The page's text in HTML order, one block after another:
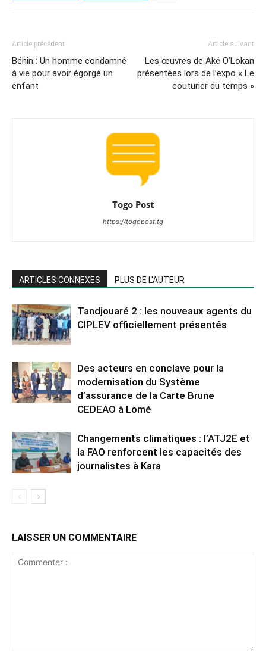
Article précédent
Bénin : Un homme condamné
à vie pour avoir égorgé un
enfant
Article suivant
Les œuvres de Aké O’Lokan
présentées lors de l’expo « Le
couturier du temps »
Togo Post
https://togopost.tg
ARTICLES CONNEXES PLUS DE L'AUTEUR
Tandjouaré 2 : les nouveaux agents du
CIPLEV officiellement présentés
Des acteurs en conclave pour la
modernisation du Système
d’assurance de la Carte Brune
CEDEAO à Lomé
Changements climatiques : l’ATJ2E et
la FAO renforcent les capacités des
journalistes à Kara
LAISSER UN COMMENTAIRE